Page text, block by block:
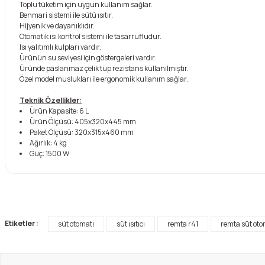
Toplu tüketim için uygun kullanım sağlar.
Benmari sistemi ile sütü ısıtır.
Hijyenik ve dayanıklıdır.
Otomatik ısı kontrol sistemi ile tasarrufludur.
Isı yalıtımlı kulpları vardır.
Ürünün su seviyesi için göstergeleri vardır.
Üründe paslanmaz çelik tüp rezistans kullanılmıştır.
Özel model muslukları ile ergonomik kullanım sağlar.
Teknik Özellikler:
Ürün Kapasite: 6 L
Ürün Ölçüsü: 405x320x445 mm
Paket Ölçüsü: 320x315x460 mm
Ağırlık: 4 kg
Güç: 1500 W
Etiketler : süt otomatı süt ısıtıcı remta r41 remta süt